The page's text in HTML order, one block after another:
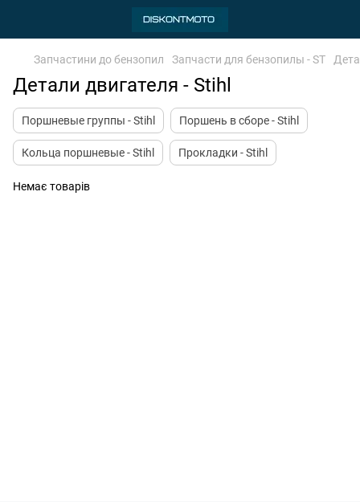
Запчастини до бензопил Запчасти для бензопилы - ST
Детали двигателя - Stihl
Поршневые группы - Stihl Поршень в сборе - Stihl
Кольца поршневые - Stihl Прокладки - Stihl
Немає товарів